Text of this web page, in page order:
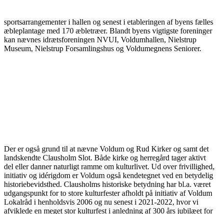
sportsarrangementer i hallen og senest i etableringen af byens fælles
æbleplantage med 170 æbletræer. Blandt byens vigtigste foreninger
kan nævnes idrætsforeningen NVUI, Voldumhallen, Nielstrup
Museum, Nielstrup Forsamlingshus og Voldumegnens Seniorer.
Der er også grund til at nævne Voldum og Rud Kirker og samt det
landskendte Clausholm Slot. Både kirke og herregård tager aktivt
del eller danner naturligt ramme om kulturlivet. Ud over frivillighed,
initiativ og idérigdom er Voldum også kendetegnet ved en betydelig
historiebevidsthed. Clausholms historiske betydning har bl.a. været
udgangspunkt for to store kulturfester afholdt på initiativ af Voldum
Lokalråd i henholdsvis 2006 og nu senest i 2021-2022, hvor vi
afviklede en meget stor kulturfest i anledning af 300 års jubilæet for